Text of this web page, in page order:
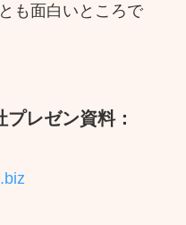
も面白いところで
プレゼン資料：